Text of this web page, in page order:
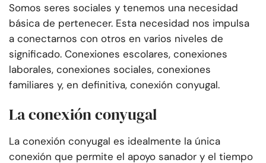
Somos seres sociales y tenemos una necesidad
básica de pertenecer. Esta necesidad nos impulsa
a conectarnos con otros en varios niveles de
significado. Conexiones escolares, conexiones
laborales, conexiones sociales, conexiones
familiares y, en definitiva, conexión conyugal.
La conexión conyugal
La conexión conyugal es idealmente la única
conexión que permite el apoyo sanador y el tiempo